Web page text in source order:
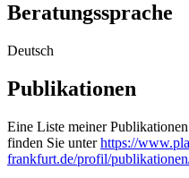
Beratungssprache
Deutsch
Publikationen
Eine Liste meiner
finden Sie unterhttps://
frankfurt.de/profil/